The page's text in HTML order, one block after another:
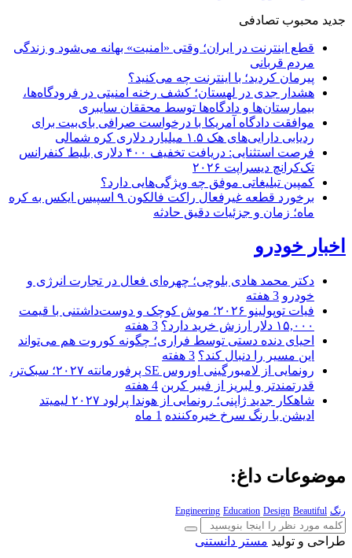
جدید محبوب تصادفی
قطع اینترنت در ایران؛ وقتی «امنیت» بهانه می‌شود و زندگی
مردم قربانی
پیرمان کردید؛ با اینترنت چه می‌کنید؟
هشدار جدی در لهستان؛ کشف رخنه امنیتی در فرودگاه‌ها،
بیمارستان‌ها و دادگاه‌ها توسط محققان سایبری
موافقت دادگاه آمریکا با درخواست صرافی بای‌بیت برای
ردیابی دارایی‌های هک ۱.۵ میلیارد دلاری کره شمالی
فرصت استثنایی: دریافت تخفیف ۴۰۰ دلاری بلیط کنفرانس
تک‌کرانچ دیسراپت ۲۰۲۶
کمپین تبلیغاتی موفق چه ویژگی‌هایی دارد؟
برخورد قطعه غیرفعال راکت فالکون ۹ اسپیس ایکس به کره
ماه؛ زمان و جزئیات دقیق حادثه
اخبار خودرو
دکتر محمد هادی بلوچی؛ چهره‌ای فعال در تجارت انرژی و
خودرو 3 هفته
فیات توپولینو ۲۰۲۶؛ موش کوچک و دوست‌داشتنی با قیمت
۱۵,۰۰۰ دلار ارزش خرید دارد؟
3 هفته
احیای دنده دستی توسط فراری؛ چگونه کوروت هم می‌تواند
این مسیر را دنبال کند؟ 3 هفته
رونمایی از لامبورگینی اوروس SE پرفورمانته ۲۰۲۷؛ سبک‌تر،
قدرتمندتر و لبریز از فیبر کربن 4 هفته
شاهکار جدید ژاپنی؛ رونمایی از هوندا پرلود ۲۰۲۷ لیمیتد
ادیشن با رنگ سرخ خیره‌کننده 1 ماه
موضوعات داغ:
رنگ Engineering Education Design Beautiful
طراحی و تولید مستر دانستنی